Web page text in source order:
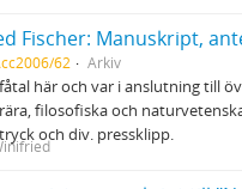
62 Arkiv
här och var i anslutning till
filosofiska och
och div. pressklipp.